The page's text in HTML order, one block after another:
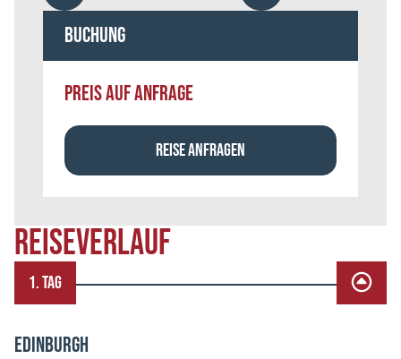
REISEVERLAUF
1. TAG
EDINBURGH
Buchung
PREIS AUF ANFRAGE
REISE ANFRAGEN